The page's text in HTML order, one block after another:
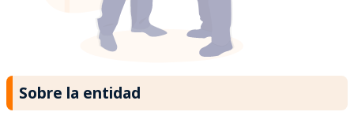
Sobre la entidad